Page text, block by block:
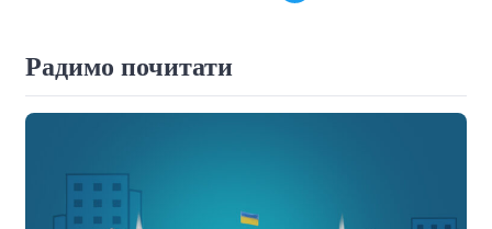
Радимо почитати